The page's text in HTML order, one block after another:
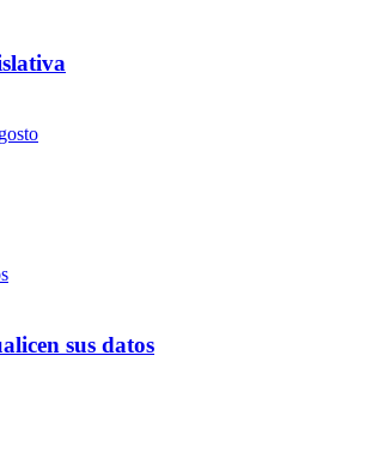
sus datos